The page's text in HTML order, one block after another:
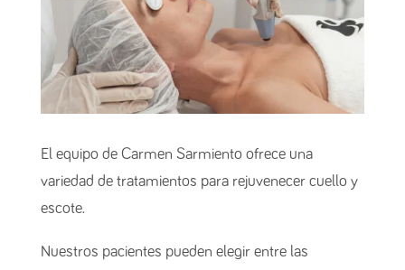
El equipo de Carmen Sarmiento ofrece una
variedad de tratamientos para rejuvenecer cuello y
escote.
Nuestros pacientes pueden elegir entre las